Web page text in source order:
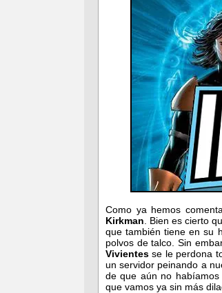
Como ya hemos
Kirkman . Bien es cierto
que también tiene en su
polvos de talco. Sin
Vivientes se le perdona
un servidor peinando a
de que aún no
que vamos ya sin más